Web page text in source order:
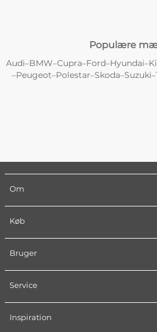
Populære
Audi–BMW–Cupra–Ford–Hyundai–
–Peugeot–Polestar–Skoda–Suzuki–
Om
Køb
Bruger
Service
Inspiration